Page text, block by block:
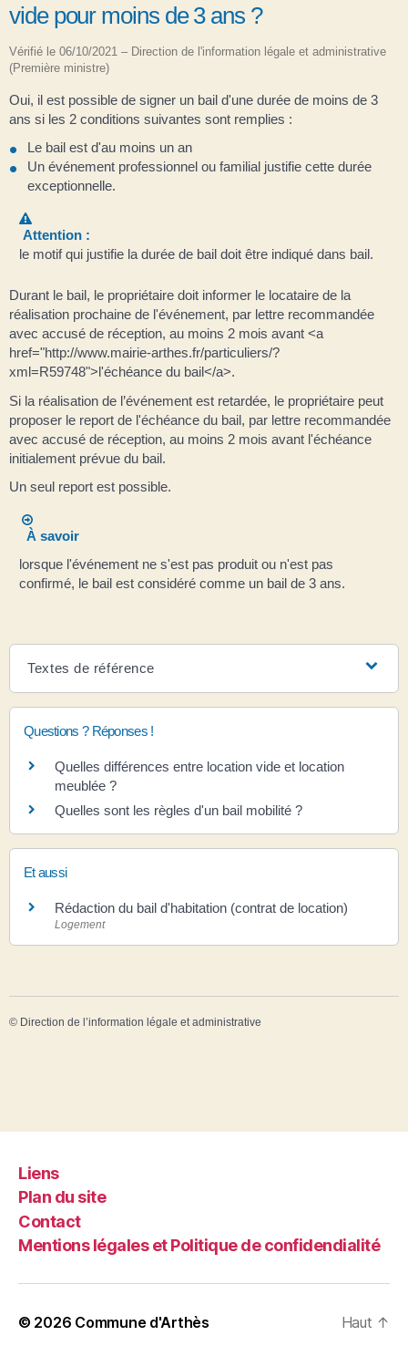
vide pour moins de 3 ans ?
Vérifié le 06/10/2021 – Direction de l'information légale et administrative
(Première ministre)
Oui, il est possible de signer un bail d'une durée de moins de 3
ans si les 2 conditions suivantes sont remplies :
Le bail est d'au moins un an
Un événement professionnel ou familial justifie cette durée
exceptionnelle.
Attention :
le motif qui justifie la durée de bail doit être indiqué dans bail.
Durant le bail, le propriétaire doit informer le locataire de la
réalisation prochaine de l'événement, par lettre recommandée
avec accusé de réception, au moins 2 mois avant <a
href="http://www.mairie-arthes.fr/particuliers/?
xml=R59748">l'échéance du bail</a>.
Si la réalisation de l’événement est retardée, le propriétaire peut
proposer le report de l'échéance du bail, par lettre recommandée
avec accusé de réception, au moins 2 mois avant l'échéance
initialement prévue du bail.
Un seul report est possible.
À savoir
lorsque l'événement ne s'est pas produit ou n'est pas
confirmé, le bail est considéré comme un bail de 3 ans.
Textes de référence
Questions ? Réponses !
Quelles différences entre location vide et location
meublée ?
Quelles sont les règles d'un bail mobilité ?
Et aussi
Rédaction du bail d'habitation (contrat de location)
Logement
© Direction de l’information légale et administrative
Liens
Plan du site
Contact
Mentions légales et Politique de confidendialité
© 2026 Commune d'Arthès Haut ↑